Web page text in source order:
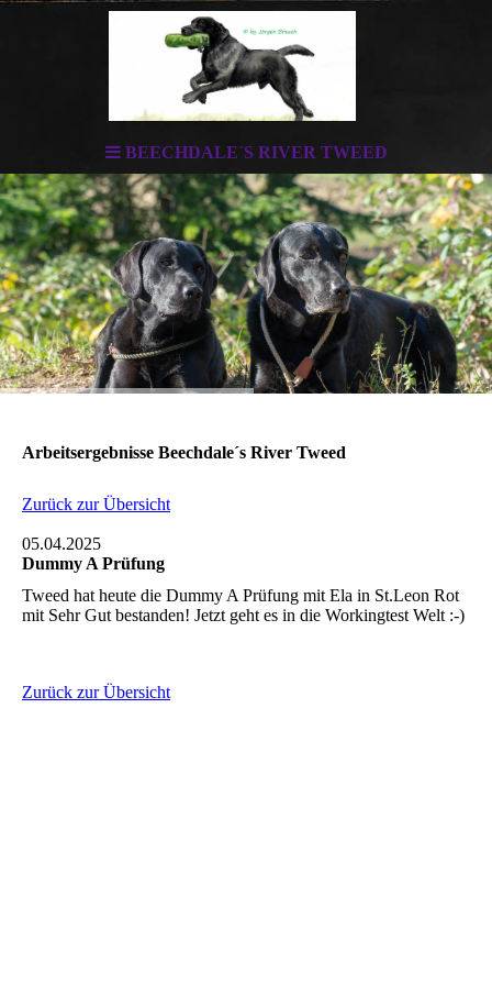
BEECHDALE´S RIVER TWEED
Arbeitsergebnisse Beechdale´s River Tweed
Zurück zur Übersicht
05.04.2025
Dummy A Prüfung
Tweed hat heute die Dummy A Prüfung mit Ela in St.Leon Rot
mit Sehr Gut bestanden! Jetzt geht es in die Workingtest Welt :-)
Zurück zur Übersicht